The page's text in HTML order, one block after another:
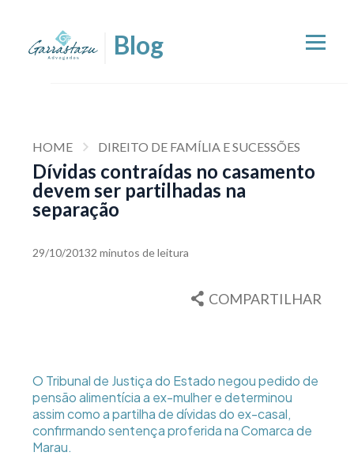
HOME DIREITO DE FAMÍLIA E SUCESSÕES
Dívidas contraídas no casamento
devem ser partilhadas na
separação
29/10/20132 minutos de leitura
COMPARTILHAR
O Tribunal de Justiça do Estado negou pedido de
pensão alimentícia a ex-mulher e determinou
assim como a partilha de dívidas do ex-casal,
confirmando sentença proferida na Comarca de
Marau.